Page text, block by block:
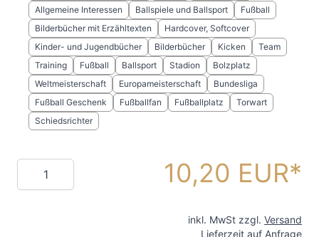
Allgemeine Interessen
Ballspiele und Ballsport
Fußball
Bilderbücher mit Erzähltexten
Hardcover, Softcover
Kinder- und Jugendbücher
Bilderbücher Kicken
Team
Training
Fußball Ballsport Stadion
Bolzplatz
Weltmeisterschaft
Europameisterschaft
Bundesliga
Fußball Geschenk
Fußballfan Fußballplatz
Torwart
Schiedsrichter
Menge 10,20 EUR
inkl. MwSt zzgl. Versand
Lieferzeit auf Anfrage